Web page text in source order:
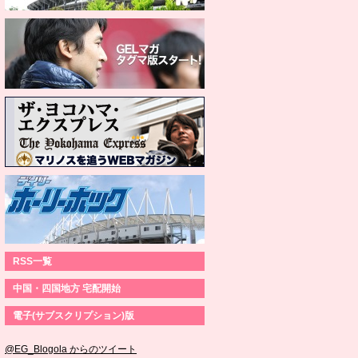
RSS一覧
中国・四国地方 宅配開始
電子(サブスクリプション)版
@EG_Blogola からのツイート